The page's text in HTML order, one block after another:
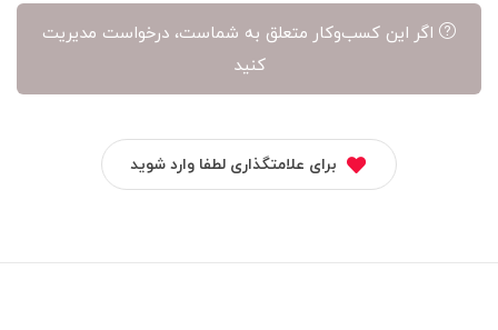
اگر این کسب‌وکار متعلق به شماست، درخواست مدیریت
کنید
برای علامتگذاری لطفا وارد شوید